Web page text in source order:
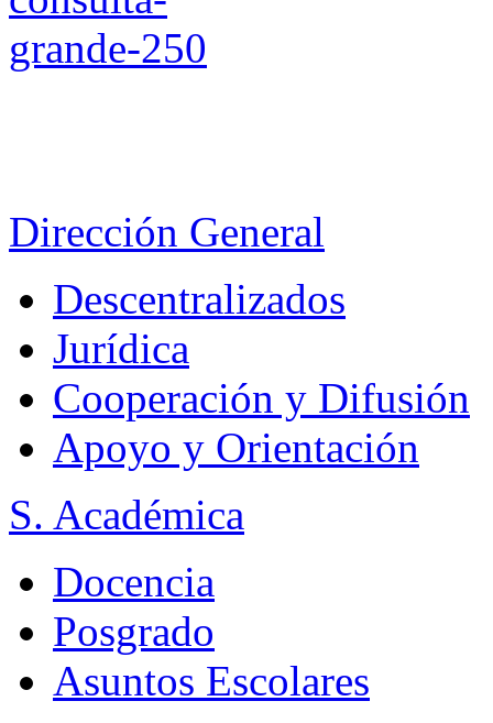
Dirección General
Descentralizados
Jurídica
Cooperación y Difusión
Apoyo y Orientación
S. Académica
Docencia
Posgrado
Asuntos Escolares